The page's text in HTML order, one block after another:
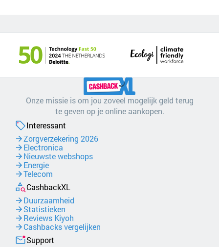
Onze missie is om jou zoveel mogelijk geld terug
te geven op je online aankopen.
Interessant
Zorgverzekering 2026
Electronica
Nieuwste webshops
Energie
Telecom
CashbackXL
Duurzaamheid
Statistieken
Reviews Kiyoh
Cashbacks vergelijken
Support